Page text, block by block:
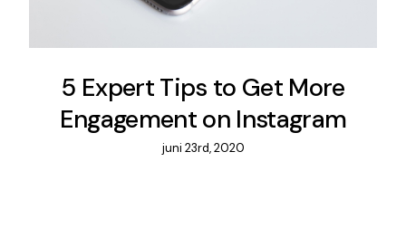
5 Expert Tips to Get More
Engagement on Instagram
juni 23rd, 2020